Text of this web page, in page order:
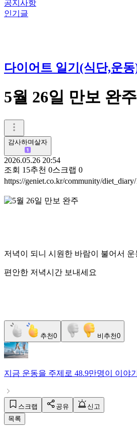
공지사항
인기글
다이어트 일기(식단,운동
5월 26일 만보 완주
감사하며살자
2026.05.26 20:54
조회 15추천 0스크랩 0
https://geniet.co.kr/community/
저녁이 되니 시원한 바람이 불어서
편안한 저녁시간 보내세요
추천0 비추천0
지금 운동을 주제로 48.9만명이 이야
스크랩 공유
신고
목록